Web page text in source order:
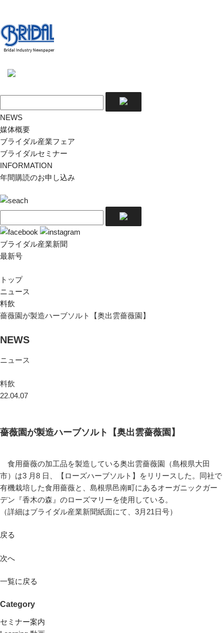
NEWS
媒体概要
ブライダル産業フェア
ブライダルセミナー
INFORMATION
年間購読のお申し込み
ブライダル産業新聞
最新号
トップ
ニュース
料飲
薔薇園が製造ハーブソルト【奥出雲薔薇園】
NEWS
ニュース
料飲
22.04.07
薔薇園が製造ハーブソルト【奥出雲薔薇園】
食用薔薇の加工品を製造している奥出雲薔薇園（島根県大田
市）は3 月8 日、【ローズハーブソルト】をリリースした。同社で
有機栽培した食用薔薇と、島根県邑南町にあるオーガニックガー
デン『香木の森』のローズマリーを使用している。
（詳細はブライダル産業新聞紙面にて、3月21日号）
戻る
次へ
一覧に戻る
Category
セミナー案内